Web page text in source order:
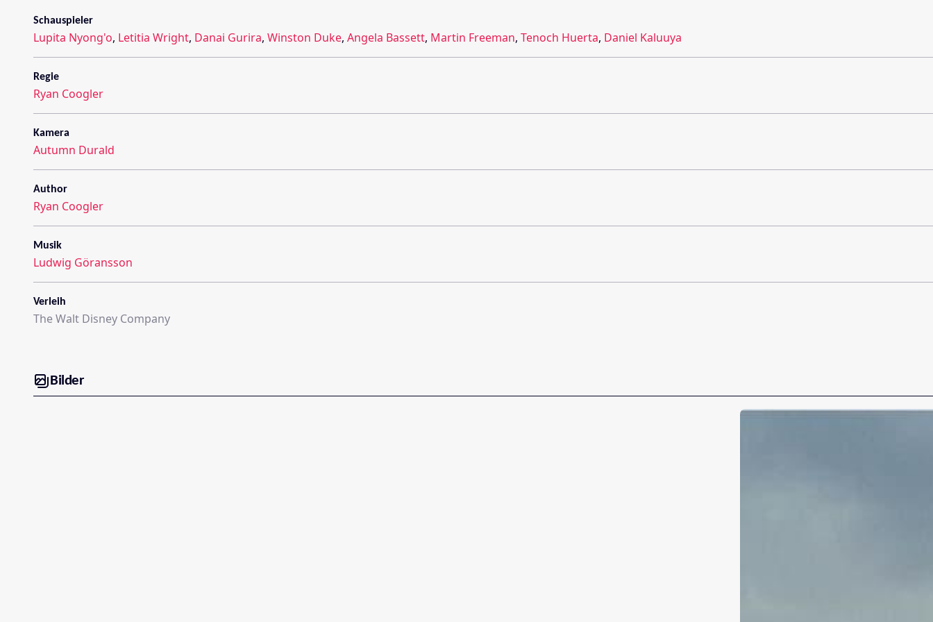
Schauspieler
Lupita Nyong'o, Letitia Wright, Danai Gurira, Winston Duke, Angela Bassett, Martin Freeman, Tenoch Huerta, Daniel Kaluuya
Regie
Ryan Coogler
Kamera
Autumn Durald
Author
Ryan Coogler
Musik
Ludwig Göransson
Verleih
The Walt Disney Company
Bilder